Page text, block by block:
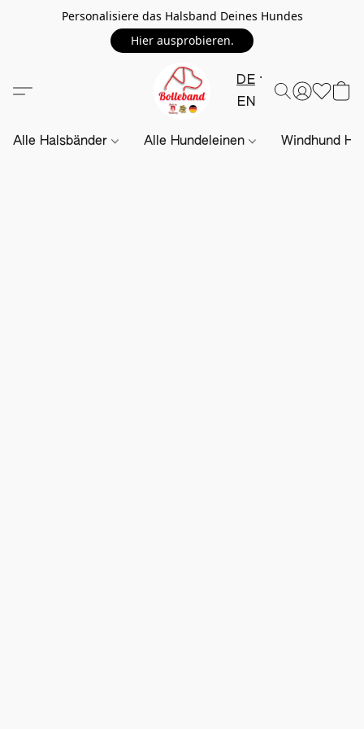
Personalisiere das Halsband Deines Hundes
Hier ausprobieren.
DE
EN
Alle Halsbänder Alle Hundeleinen Windhund